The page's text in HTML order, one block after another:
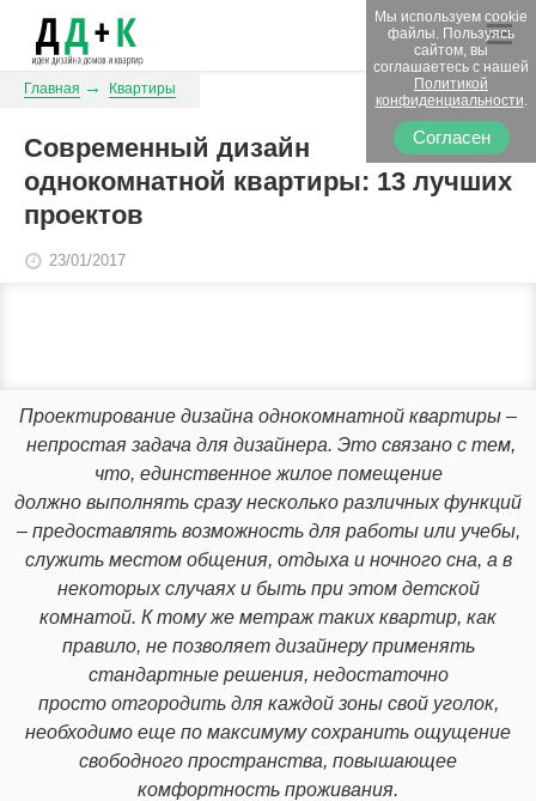
Главная Квартиры
Современный дизайн
однокомнатной квартиры: 13 лучших
проектов
23/01/2017
Проектирование дизайна однокомнатной квартиры –
непростая задача для дизайнера. Это связано с тем,
что, единственное жилое помещение
должно выполнять сразу несколько различных функций
– предоставлять возможность для работы или учебы,
служить местом общения, отдыха и ночного сна, а в
некоторых случаях и быть при этом детской
комнатой. К тому же метраж таких квартир, как
правило, не позволяет дизайнеру применять
стандартные решения, недостаточно
просто отгородить для каждой зоны свой уголок,
необходимо еще по максимуму сохранить ощущение
свободного пространства, повышающее
комфортность проживания.
Мы используем cookie
файлы. Пользуясь
сайтом, вы
соглашаетесь с нашей
Политикой
конфиденциальности.
Согласен